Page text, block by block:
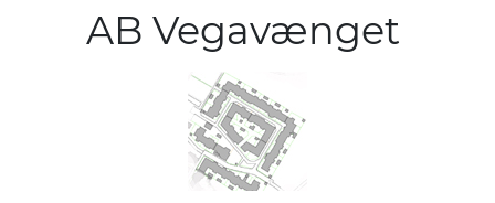
AB Vegavænget